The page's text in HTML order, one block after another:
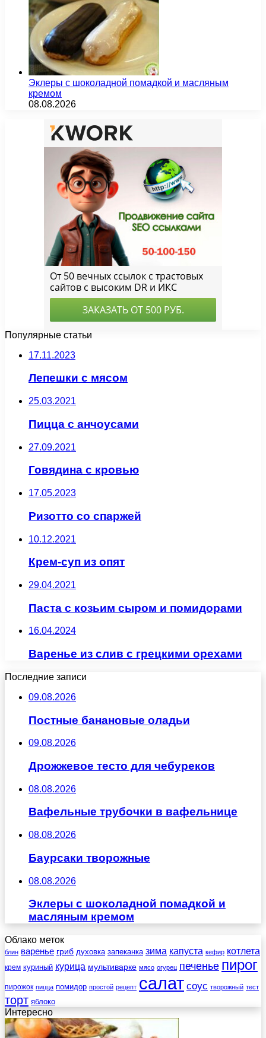
Эклеры с шоколадной помадкой и масляным
кремом
08.08.2026
Популярные статьи
17.11.2023
Лепешки с мясом
25.03.2021
Пицца с анчоусами
27.09.2021
Говядина с кровью
17.05.2023
Ризотто со спаржей
10.12.2021
Крем-суп из опят
29.04.2021
Паста с козьим сыром и помидорами
16.04.2024
Варенье из слив с грецкими орехами
Последние записи
09.08.2026
Постные банановые оладьи
09.08.2026
Дрожжевое тесто для чебуреков
08.08.2026
Вафельные трубочки в вафельнице
08.08.2026
Баурсаки творожные
08.08.2026
Эклеры с шоколадной помадкой и
масляным кремом
Облако меток
блин варенье гриб духовка запеканка зима капуста кефир котлета
крем куриный курица мультиварке мясо огурец печенье пирог
пирожок пицца помидор простой рецепт салат соус творожный тест
торт яблоко
Интересно